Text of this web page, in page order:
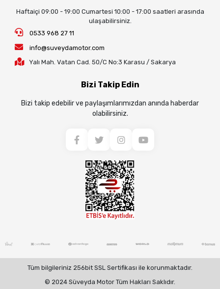
Haftaiçi 09:00 - 19:00 Cumartesi 10:00 - 17:00 saatleri arasında
ulaşabilirsiniz.
0533 968 27 11
info@suveydamotor.com
Yalı Mah. Vatan Cad. 50/C No:3 Karasu / Sakarya
Bizi Takip Edin
Bizi takip edebilir ve paylaşımlarımızdan anında haberdar
olabilirsiniz.
Tüm bilgileriniz 256bit SSL Sertifikası ile korunmaktadır.
© 2024 Süveyda Motor Tüm Hakları Saklıdır.